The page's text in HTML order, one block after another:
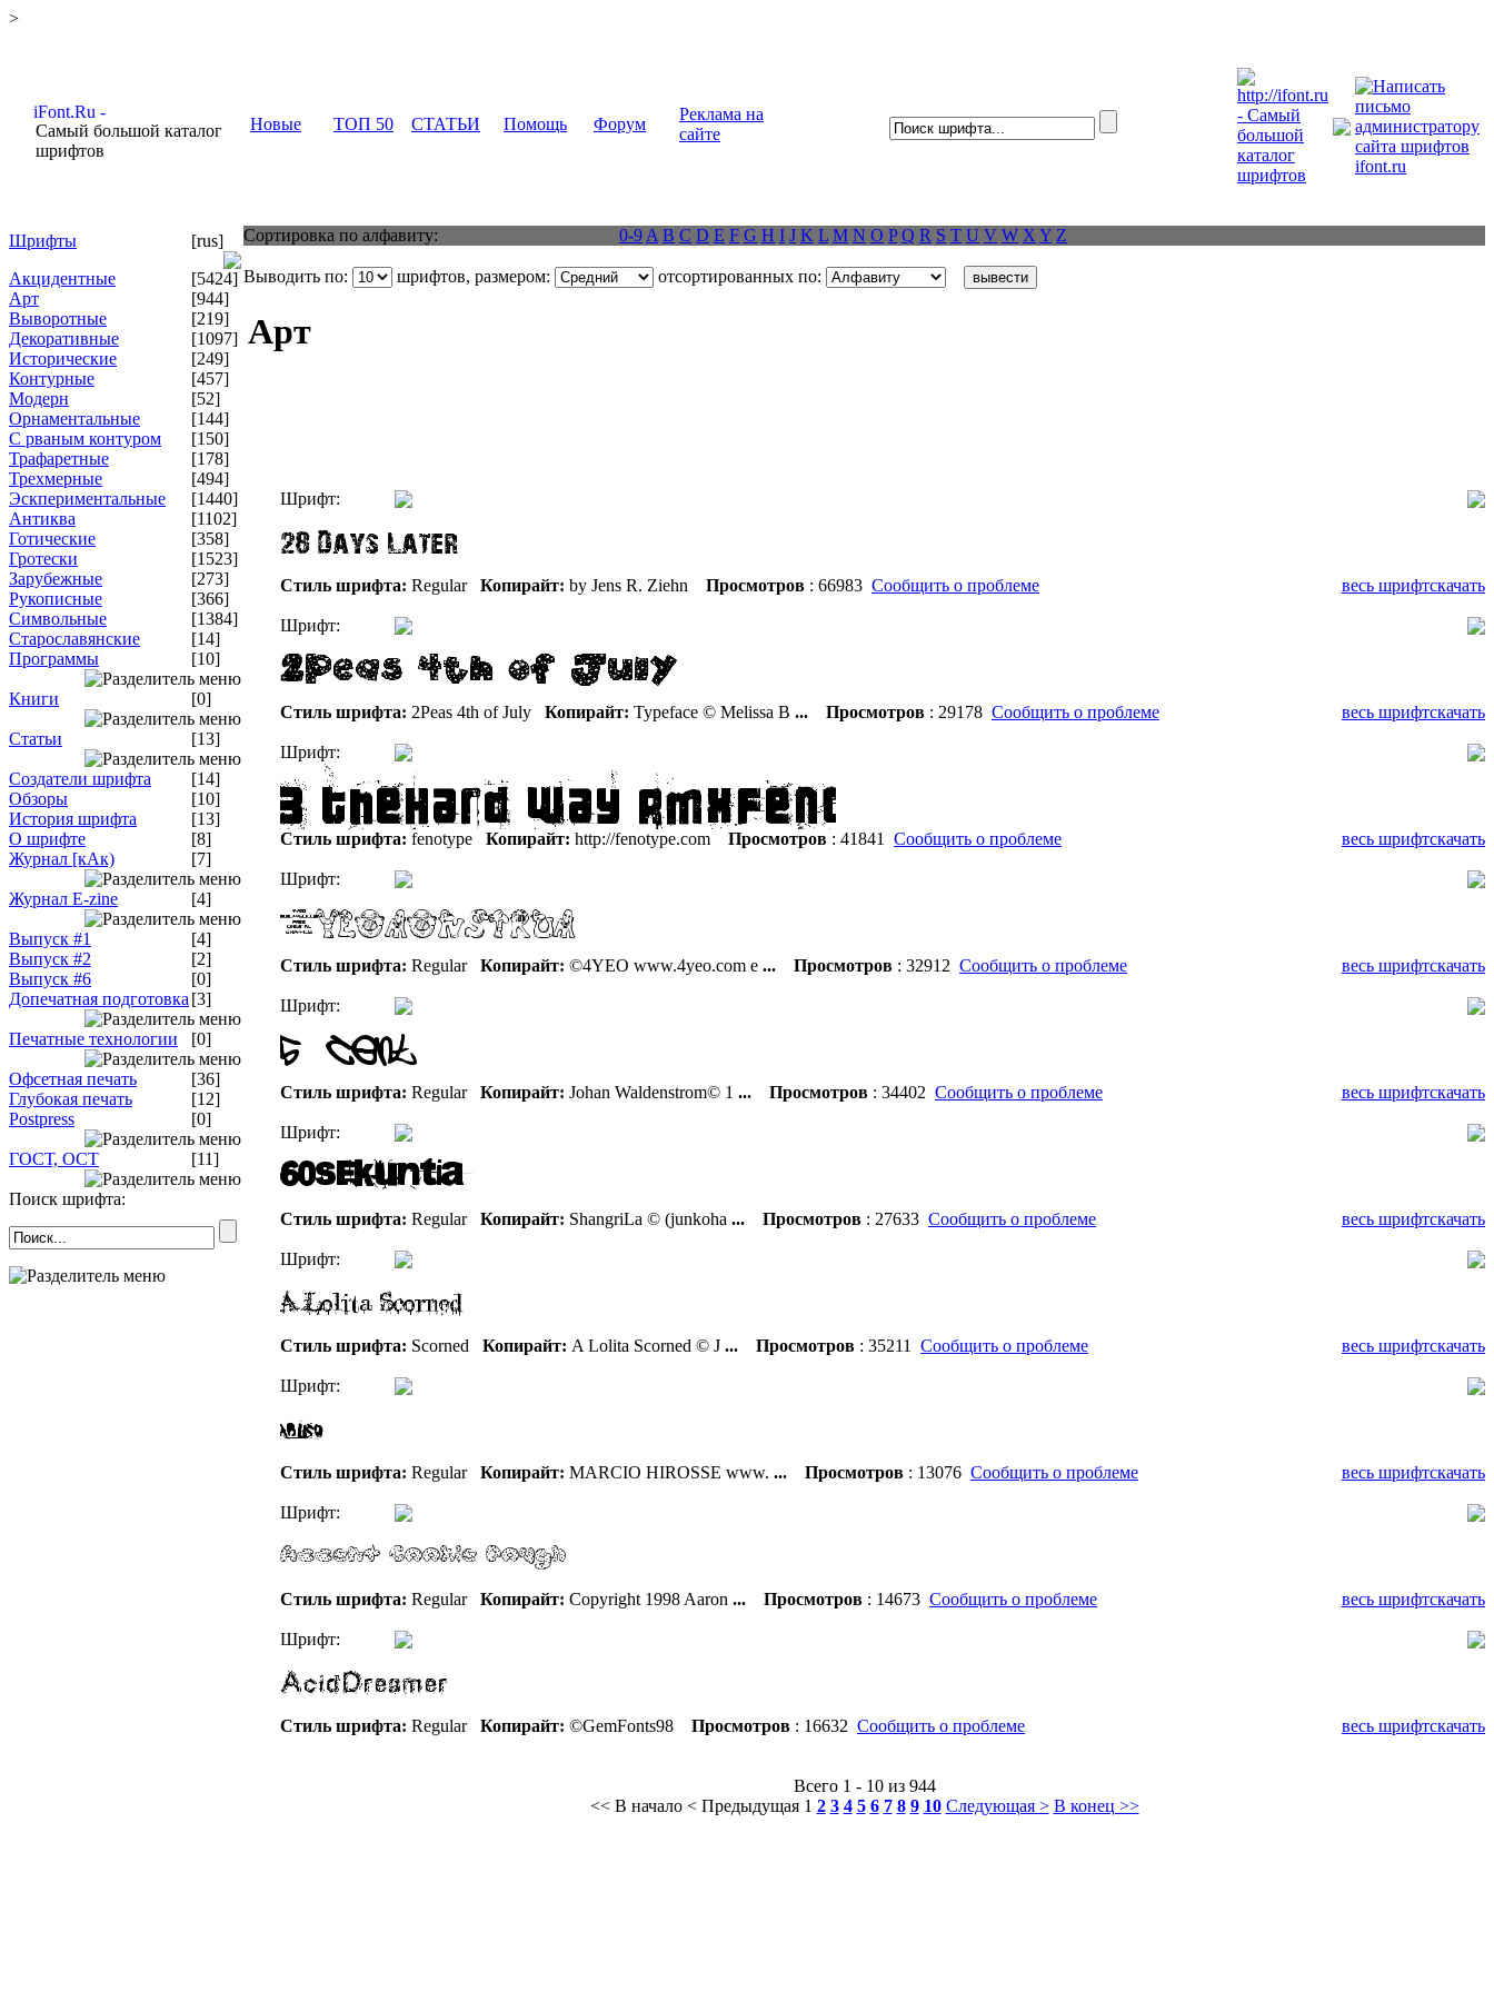
>
Самый большой каталог
шрифтов
Новые ТОП 50 СТАТЬИ Помощь Форум
Реклама на
сайте
Шрифты
[rus]
Акцидентные
[5424]
Арт
[944]
Выворотные
[219]
Декоративные
[1097]
Исторические
[249]
Контурные
[457]
Модерн
[52]
Орнаментальные
[144]
С рваным контуром
[150]
Трафаретные
[178]
Трехмерные
[494]
Эскпериментальные
[1440]
Антиква
[1102]
Готические
[358]
Гротески
[1523]
Зарубежные
[273]
Рукописные
[366]
Символьные
[1384]
Старославянские
[14]
Программы
[10]
Книги [0]
Статьи [13]
Создатели шрифта
[14]
Обзоры
[10]
История шрифта
[13]
О шрифте
[8]
Журнал [кАк)
[7]
Журнал E-zine [4]
Выпуск #1
[4]
Выпуск #2
[2]
Выпуск #6
[0]
Допечатная подготовка [3]
Печатные технологии [0]
Офсетная печать
[36]
Глубокая печать
[12]
Postpress
[0]
ГОСТ, ОСТ [11]
Поиск шрифта:
Сортировка по алфавиту: 0-9 A B C D E F G H I J K L M N O P Q R S T U V W X Y Z
Выводить по: шрифтов, размером: отсортированных по:
Арт
Шрифт:
Стиль шрифта: Regular Копирайт: by Jens R. Ziehn Просмотров : 66983 Сообщить о проблеме весь шрифтскачать
Шрифт:
Стиль шрифта: 2Peas 4th of July Копирайт: Typeface © Melissa B ... Просмотров : 29178 Сообщить о проблеме весь шрифтскачать
Шрифт:
Стиль шрифта: fenotype Копирайт: http://fenotype.com Просмотров : 41841 Сообщить о проблеме весь шрифтскачать
Шрифт:
Стиль шрифта: Regular Копирайт: ©4YEO www.4yeo.com e ... Просмотров : 32912 Сообщить о проблеме весь шрифтскачать
Шрифт:
Стиль шрифта: Regular Копирайт: Johan Waldenstrom© 1 ... Просмотров : 34402 Сообщить о проблеме весь шрифтскачать
Шрифт:
Стиль шрифта: Regular Копирайт: ShangriLa © (junkoha ... Просмотров : 27633 Сообщить о проблеме весь шрифтскачать
Шрифт:
Стиль шрифта: Scorned Копирайт: A Lolita Scorned © J ... Просмотров : 35211 Сообщить о проблеме весь шрифтскачать
Шрифт:
Стиль шрифта: Regular Копирайт: MARCIO HIROSSE www. ... Просмотров : 13076 Сообщить о проблеме весь шрифтскачать
Шрифт:
Стиль шрифта: Regular Копирайт: Copyright 1998 Aaron ... Просмотров : 14673 Сообщить о проблеме весь шрифтскачать
Шрифт:
Стиль шрифта: Regular Копирайт: ©GemFonts98 Просмотров : 16632 Сообщить о проблеме весь шрифтскачать
Всего 1 - 10 из 944
<< В начало < Предыдущая 1 2 3 4 5 6 7 8 9 10 Следующая > В конец >>